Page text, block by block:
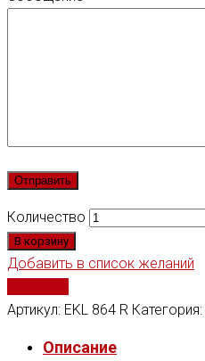
Количество
В корзину
Добавить в список желаний
Артикул: EKL 864 R Категория:
Описание